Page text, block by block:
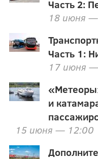
Часть 2:
18 июня
Часть 1:
17 июня
и
15 июня — 12:00